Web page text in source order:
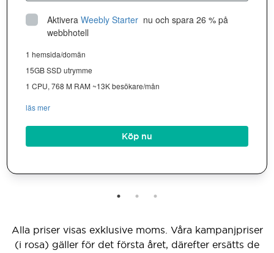
Aktivera Weebly Starter nu och spara 26 % på
webbhotell
1 hemsida/domän
15GB SSD utrymme
1 CPU, 768 M RAM ~13K besökare/mån
läs mer
Köp nu
Alla priser visas exklusive moms. Våra kampanjpriser
(i rosa) gäller för det första året, därefter ersätts de